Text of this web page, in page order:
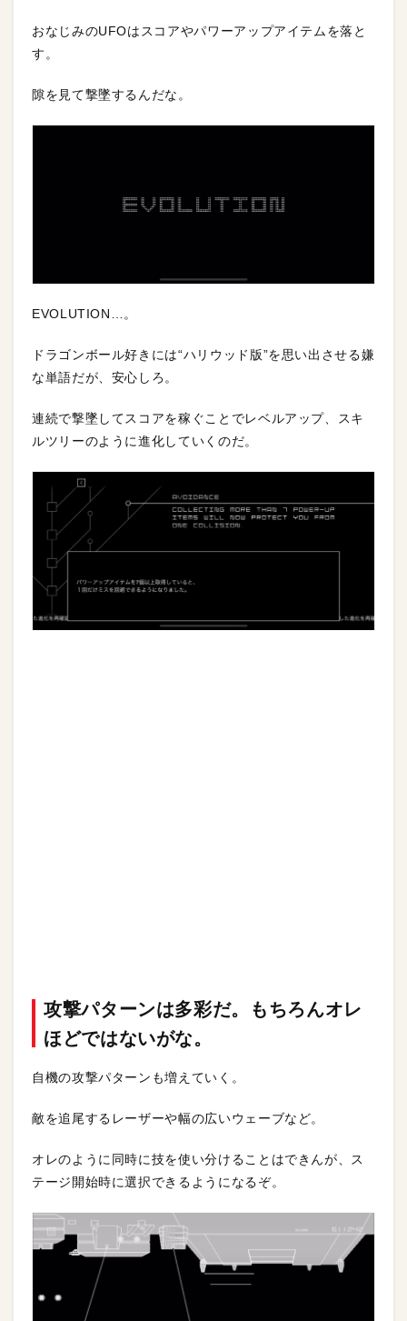
おなじみのUFOはスコアやパワーアップアイテムを落と
す。
隙を見て撃墜するんだな。
EVOLUTION…。
ドラゴンボール好きには“ハリウッド版”を思い出させる嫌
な単語だが、安心しろ。
連続で撃墜してスコアを稼ぐことでレベルアップ、スキ
ルツリーのように進化していくのだ。
攻撃パターンは多彩だ。もちろんオレ
ほどではないがな。
自機の攻撃パターンも増えていく。
敵を追尾するレーザーや幅の広いウェーブなど。
オレのように同時に技を使い分けることはできんが、ス
テージ開始時に選択できるようになるぞ。